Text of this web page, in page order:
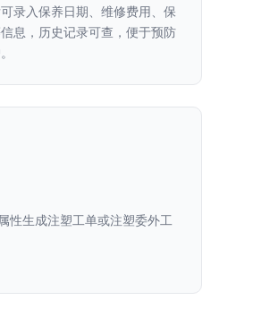
录入保养日期、维修费用、保
息，历史记录可查，便于预防
性生成注塑工单或注塑委外工